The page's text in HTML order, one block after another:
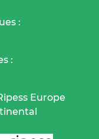
:
:
Europe